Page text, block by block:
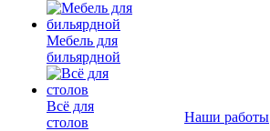
Мебель для
бильярдной
Всё для
столов
Наши работы